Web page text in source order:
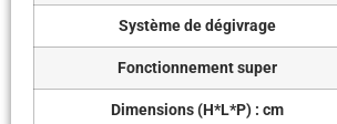
Système de dégivrage
Fonctionnement super
Dimensions (H*L*P) : cm